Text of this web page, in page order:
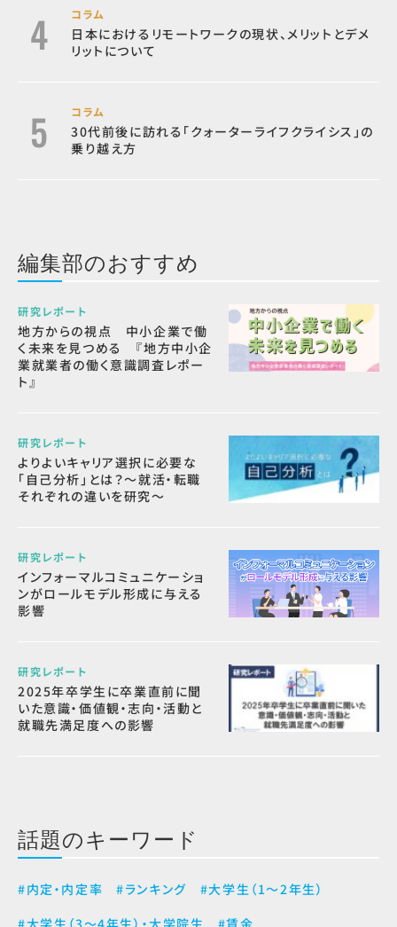
コラム
日本におけるリモートワークの現状、メリットとデメ
リットについて
コラム
30代前後に訪れる「クォーターライフクライシス」の
乗り越え方
編集部のおすすめ
研究レポート
地方からの視点 中小企業で働
く未来を見つめる 『地方中小企
業就業者の働く意識調査レポー
ト』
研究レポート
よりよいキャリア選択に必要な
「自己分析」とは？～就活・転職
それぞれの違いを研究～
研究レポート
インフォーマルコミュニケーショ
ンがロールモデル形成に与える
影響
研究レポート
2025年卒学生に卒業直前に聞
いた意識・価値観・志向・活動と
就職先満足度への影響
話題のキーワード
#内定・内定率 #ランキング
#大学生（1～2年生）